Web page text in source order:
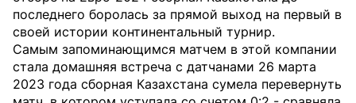
последнего боролась за прямой выход на первый в
своей истории континентальный турнир.
Самым запоминающимся матчем в этой компании
стала домашняя встреча с датчанами 26 марта
2023 года сборная Казахстана сумела перевернуть